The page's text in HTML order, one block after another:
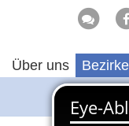
Über uns Bezirke